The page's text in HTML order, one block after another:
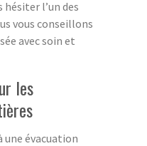
l’un des
vous conseillons
avec soin et
les
évacuation